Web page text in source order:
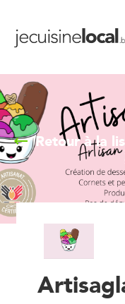
Retour à la